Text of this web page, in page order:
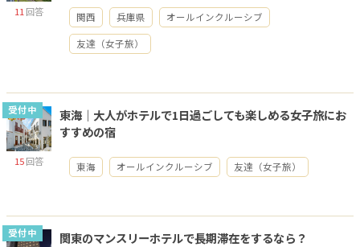
11 回答 関西 兵庫県 オールインクルーシブ
友達（女子旅）
受付中
15回答
東海｜大人がホテルで1日過ごしても楽しめる女子旅にお
すすめの宿
東海 オールインクルーシブ 友達（女子旅）
受付中 関東のマンスリーホテルで長期滞在をするなら？